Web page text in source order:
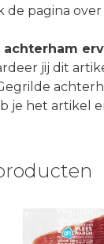
de pagina over
jij dit
je het artikel